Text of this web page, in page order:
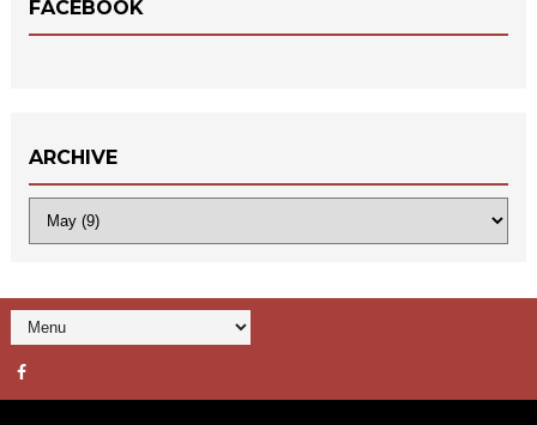
FACEBOOK
ARCHIVE